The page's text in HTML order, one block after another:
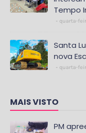
Tempo
quarta-
Santa
nova
quarta-
MAIS VISTO
PM